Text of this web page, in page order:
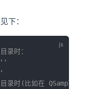
下：
录时：
''
录时(比如在 QSample 子目